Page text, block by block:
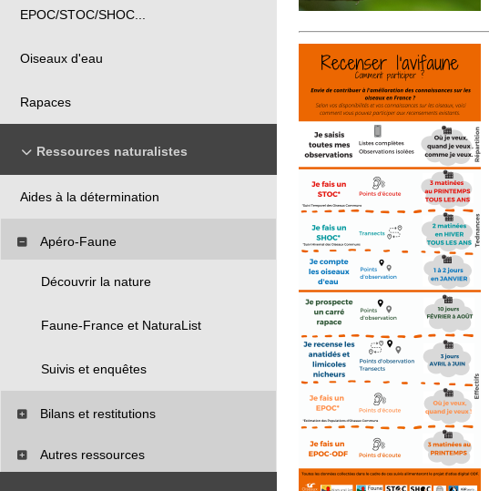
EPOC/STOC/SHOC...
Oiseaux d'eau
Rapaces
Ressources naturalistes
Aides à la détermination
Apéro-Faune
Découvrir la nature
Faune-France et NaturaList
Suivis et enquêtes
Bilans et restitutions
Autres ressources